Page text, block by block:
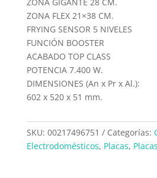
ZONA GIGANTE 28 CM.
ZONA FLEX 21×38 CM.
FRYING SENSOR 5 NIVELES
FUNCIÓN BOOSTER
ACABADO TOP CLASS
POTENCIA 7.400 W.
DIMENSIONES (An x Pr x Al.):
602 x 520 x 51 mm.
SKU: 00217496751 Categorías:
Electrodomésticos, Placas,